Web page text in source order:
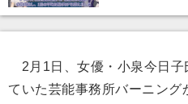
2月1日、女優・小泉今日子
ていた芸能事務所バーニング